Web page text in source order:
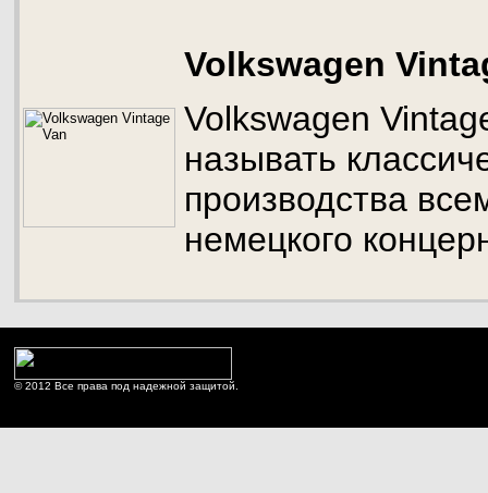
Volkswagen
Volkswagen
называть
производства
немецкого
© 2012 Все права под надежной защитой.